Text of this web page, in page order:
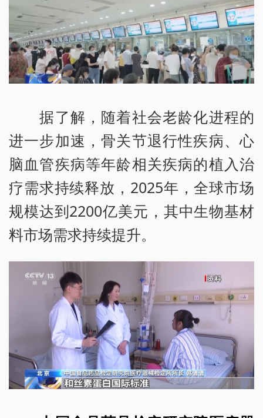
据了解，随着社会老龄化进程的
进一步加速，骨关节退行性疾病、心
脑血管疾病等年龄相关疾病的植入治
疗需求持续释放，2025年，全球市场
规模达到2200亿美元，其中生物基材
料市场需求持续提升。